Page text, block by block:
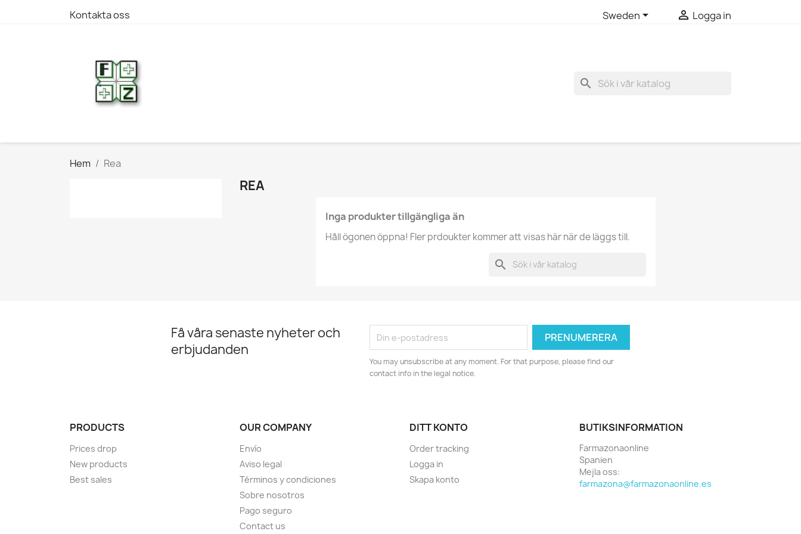
Kontakta oss Sweden  Logga in
search
Hem Rea
REA
Inga produkter tillgängliga än
Håll ögonen öppna! Fler prdoukter kommer att visas här när de läggs till.
search
Få våra senaste nyheter och
erbjudanden
You may unsubscribe at any moment. For that purpose, please find our
contact info in the legal notice.
PRODUCTS
Prices drop
New products
Best sales
OUR COMPANY
Envío
Aviso legal
Términos y condiciones
Sobre nosotros
Pago seguro
Contact us
DITT KONTO
Order tracking
Logga in
Skapa konto
BUTIKSINFORMATION
Farmazonaonline
Spanien
Mejla oss:
farmazona@farmazonaonline.es